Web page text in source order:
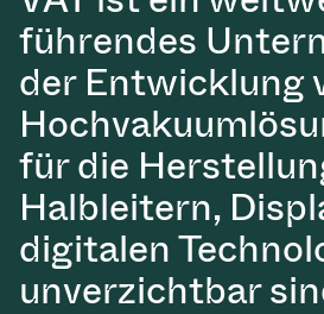
führendes
der Entwicklung
für die
Halbleitern,
digitalen
unverzichtbar